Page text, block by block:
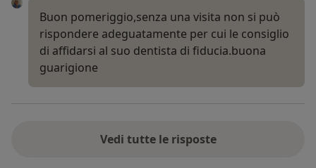
Buon pomeriggio,senza una visita non si può
rispondere adeguatamente per cui le consiglio
di affidarsi al suo dentista di fiducia.buona
guarigione
Vedi tutte le risposte